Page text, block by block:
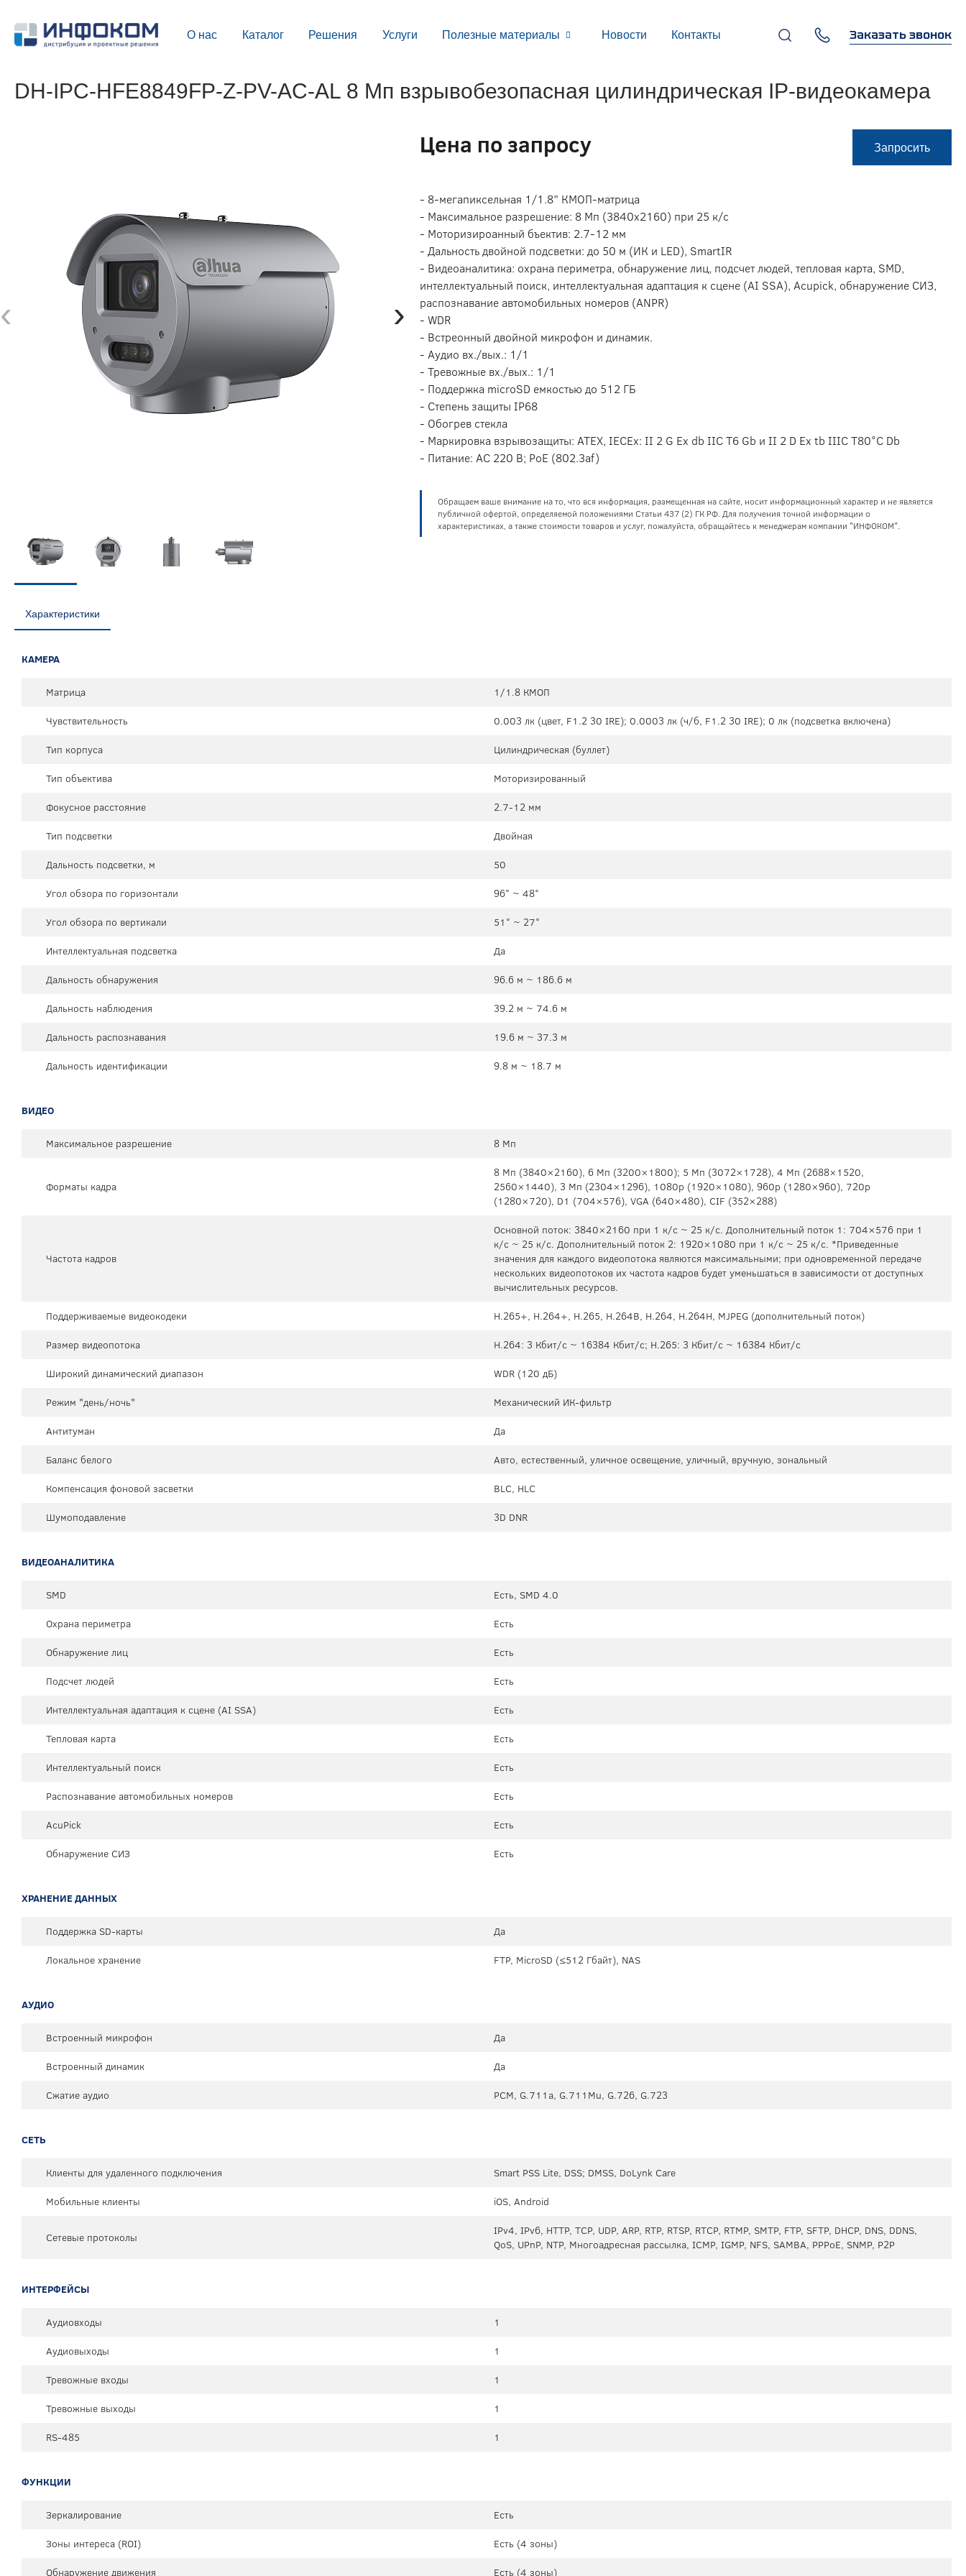
О нас Каталог Решения Услуги Полезные материалы Новости Контакты
г. Москва, 119270,
Лужнецкая наб., д. 6, стр. 1,
Заказать звонок
DH-IPC-HFE8849FP-Z-PV-AC-AL 8 Мп взрывобезопасная цилиндрическая IP-видеокамера
‹ ›
Цена по запросу Запросить
- 8-мегапиксельная 1/1.8” КМОП-матрица
- Максимальное разрешение: 8 Мп (3840х2160) при 25 к/с
- Моторизироанный бъектив: 2.7-12 мм
- Дальность двойной подсветки: до 50 м (ИК и LED), SmartIR
- Видеоаналитика: охрана периметра, обнаружение лиц, подсчет людей, тепловая карта, SMD,
интеллектуальный поиск, интеллектуальная адаптация к сцене (AI SSA), Acupick, обнаружение СИЗ,
распознавание автомобильных номеров (ANPR)
- WDR
- Встреонный двойной микрофон и динамик.
- Аудио вх./вых.: 1/1
- Тревожные вх./вых.: 1/1
- Поддержка microSD емкостью до 512 ГБ
- Степень защиты IP68
- Обогрев стекла
- Маркировка взрывозащиты: ATEX, IECEx: II 2 G Ex db IIC T6 Gb и II 2 D Ex tb IIIC T80°C Db
- Питание: AC 220 В; PoE (802.3af)
Обращаем ваше внимание на то, что вся информация, размещенная на сайте, носит информационный характер и не является
публичной офертой, определяемой положениями Статьи 437 (2) ГК РФ. Для получения точной информации о
характеристиках, а также стоимости товаров и услуг, пожалуйста, обращайтесь к менеджерам компании "ИНФОКОМ".
Характеристики
КАМЕРА
Матрица
1/1.8 КМОП
Чувствительность
0.003 лк (цвет, F1.2 30 IRE); 0.0003 лк (ч/б, F1.2 30 IRE); 0 лк (подсветка включена)
Тип корпуса
Цилиндрическая (буллет)
Тип объектива
Моторизированный
Фокусное расстояние
2.7-12 мм
Тип подсветки
Двойная
Дальность подсветки, м
50
Угол обзора по горизонтали
96° ~ 48°
Угол обзора по вертикали
51° ~ 27°
Интеллектуальная подсветка
Да
Дальность обнаружения
96.6 м ~ 186.6 м
Дальность наблюдения
39.2 м ~ 74.6 м
Дальность распознавания
19.6 м ~ 37.3 м
Дальность идентификации
9.8 м ~ 18.7 м
ВИДЕО
Максимальное разрешение 8 Мп
Форматы кадра
8 Mп (3840×2160), 6 Mп (3200×1800); 5 Мп (3072×1728), 4 Mп (2688×1520,
2560×1440), 3 Mп (2304×1296), 1080p (1920×1080), 960p (1280×960), 720p
(1280×720), D1 (704×576), VGA (640×480), CIF (352×288)
Частота кадров
Основной поток: 3840×2160 при 1 к/с ~ 25 к/с. Дополнительный поток 1: 704×576 при 1
к/с ~ 25 к/с. Дополнительный поток 2: 1920×1080 при 1 к/с ~ 25 к/с. *Приведенные
значения для каждого видеопотока являются максимальными; при одновременной передаче
нескольких видеопотоков их частота кадров будет уменьшаться в зависимости от доступных
вычислительных ресурсов.
Поддерживаемые видеокодеки
H.265+, H.264+, H.265, H.264B, H.264, H.264H, MJPEG (дополнительный поток)
Размер видеопотока
H.264: 3 Кбит/с ~ 16384 Кбит/с; H.265: 3 Кбит/с ~ 16384 Кбит/с
Широкий динамический диапазон
WDR (120 дБ)
Режим "день/ночь"
Механический ИК-фильтр
Антитуман
Да
Баланс белого
Авто, естественный, уличное освещение, уличный, вручную, зональный
Компенсация фоновой засветки
BLC, HLC
Шумоподавление
3D DNR
ВИДЕОАНАЛИТИКА
SMD
Есть, SMD 4.0
Охрана периметра
Есть
Обнаружение лиц
Есть
Подсчет людей
Есть
Интеллектуальная адаптация к сцене (AI SSA)
Есть
Тепловая карта
Есть
Интеллектуальный поиск
Есть
Распознавание автомобильных номеров
Есть
AcuPick
Есть
Обнаружение СИЗ
Есть
ХРАНЕНИЕ ДАННЫХ
Поддержка SD-карты
Да
Локальное хранение
FTP, MicroSD (≤512 Гбайт), NAS
АУДИО
Встроенный микрофон
Да
Встроенный динамик
Да
Сжатие аудио
PCM, G.711a, G.711Mu, G.726, G.723
СЕТЬ
Клиенты для удаленного подключения
Smart PSS Lite, DSS; DMSS, DoLynk Care
Мобильные клиенты
iOS, Android
Сетевые протоколы
IPv4, IPv6, HTTP, TCP, UDP, ARP, RTP, RTSP, RTCP, RTMP, SMTP, FTP, SFTP, DHCP, DNS, DDNS,
QoS, UPnP, NTP, Многоадресная рассылка, ICMP, IGMP, NFS, SAMBA, PPPoE, SNMP, P2P
ИНТЕРФЕЙСЫ
Аудиовходы
1
Аудиовыходы
1
Тревожные входы
1
Тревожные выходы
1
RS-485
1
ФУНКЦИИ
Зеркалирование
Есть
Зоны интереса (ROI)
Есть (4 зоны)
Обнаружение движения
Есть (4 зоны)